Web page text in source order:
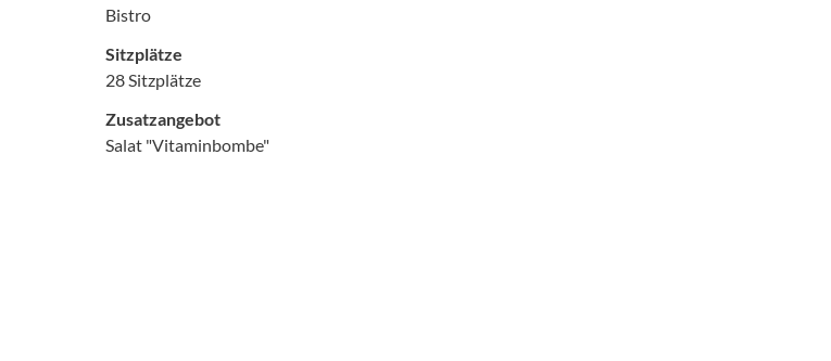
Bistro
Sitzplätze
28 Sitzplätze
Zusatzangebot
Salat "Vitaminbombe"